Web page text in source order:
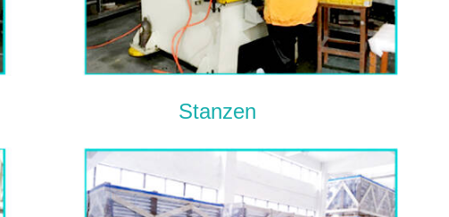
Stanzen